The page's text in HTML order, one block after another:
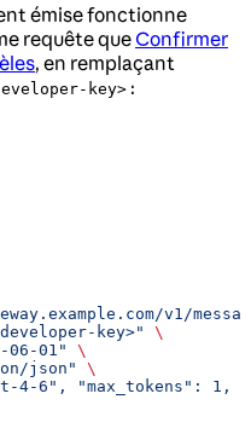
émise fonctionne
requête queConfirmer
, en remplaçant
key> :
v1/
key>"
\
01"
\
json"
\
4-6", "max_tokens":